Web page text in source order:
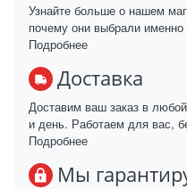
Узнайте больше о нашем
почему они выбрали
Подробнее
Доставка
Доставим ваш заказ в
и день. Работаем для вас,
Подробнее
Мы